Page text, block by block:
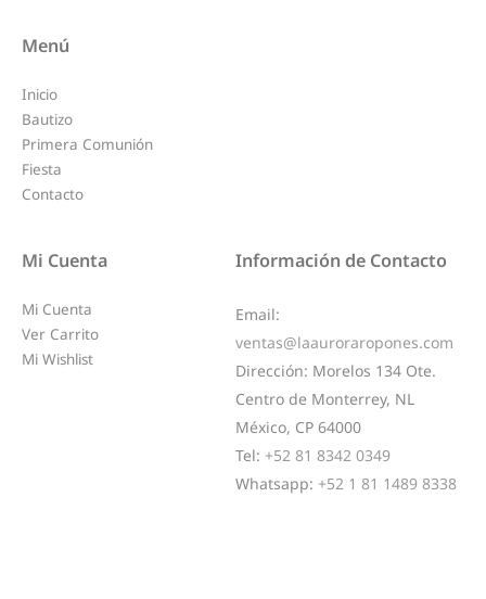
Menú
Inicio
Bautizo
Primera Comunión
Fiesta
Contacto
Mi Cuenta
Mi Cuenta
Ver Carrito
Mi Wishlist
Información de Contacto
Email:
ventas@laauroraropones.com
Dirección: Morelos 134 Ote.
Centro de Monterrey, NL
México, CP 64000
Tel: +52 81 8342 0349
Whatsapp: +52 1 81 1489 8338